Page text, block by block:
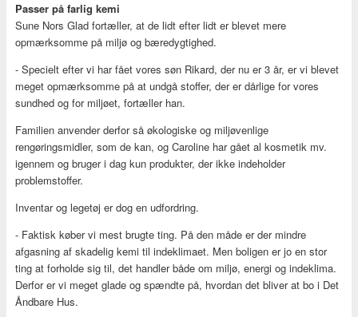
Passer på farlig kemi
Sune Nors Glad fortæller, at de lidt efter lidt er blevet mere
opmærksomme på miljø og bæredygtighed.
- Specielt efter vi har fået vores søn Rikard, der nu er 3 år, er vi blevet
meget opmærksomme på at undgå stoffer, der er dårlige for vores
sundhed og for miljøet, fortæller han.
Familien anvender derfor så økologiske og miljøvenlige
rengøringsmidler, som de kan, og Caroline har gået al kosmetik mv.
igennem og bruger i dag kun produkter, der ikke indeholder
problemstoffer.
Inventar og legetøj er dog en udfordring.
- Faktisk køber vi mest brugte ting. På den måde er der mindre
afgasning af skadelig kemi til indeklimaet. Men boligen er jo en stor
ting at forholde sig til, det handler både om miljø, energi og indeklima.
Derfor er vi meget glade og spændte på, hvordan det bliver at bo i Det
Åndbare Hus.